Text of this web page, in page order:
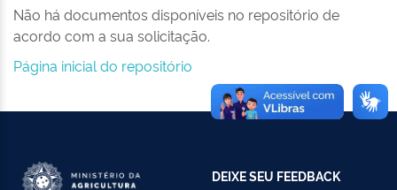
Não há documentos disponíveis no repositório de
acordo com a sua solicitação.
Página inicial do repositório
DEIXE SEU FEEDBACK